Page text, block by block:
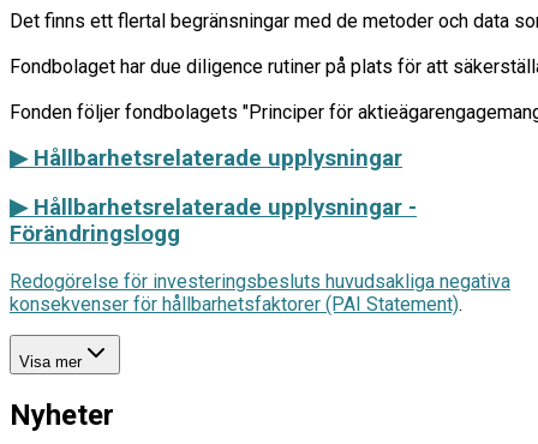
Det finns ett flertal begränsningar med de metoder och data
Fondbolaget har due diligence rutiner på plats för att
▶ Hållbarhetsrelaterade upplysningar
▶ Hållbarhetsrelaterade upplysningar -
Förändringslogg
Redogörelse för investeringsbesluts huvudsakliga negativa
konsekvenser för hållbarhetsfaktorer (PAI Statement).
Visa mer
Nyheter